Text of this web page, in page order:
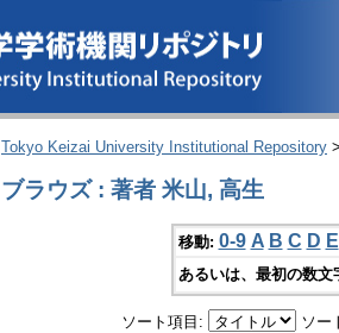
Tokyo Keizai University Institutional Repository
ブラウズ : 著者 米山, 高生
移動: 0-9 A B C D E
あるいは、最初の数
ソート項目: ソー